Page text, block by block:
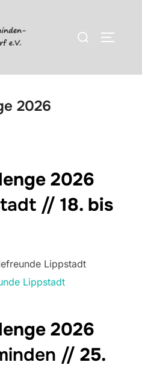
Suchen
2026
2026
// 18. bis
Lippstadt
Lippstadt
2026
// 25.